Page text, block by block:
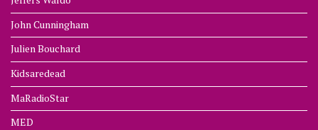
John Cunningham
Julien Bouchard
Kidsaredead
MaRadioStar
MED